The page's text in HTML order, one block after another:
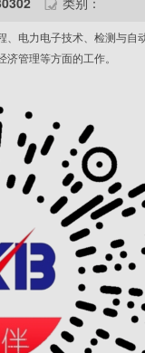
电力电子技术、检测与自
管理等方面的工作。